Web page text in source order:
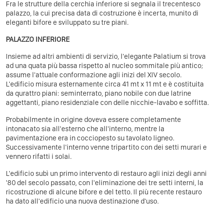
Fra le strutture della cerchia inferiore si segnala il trecentesco
palazzo, la cui precisa data di costruzione è incerta, munito di
eleganti bifore e sviluppato su tre piani.
PALAZZO INFERIORE
Insieme ad altri ambienti di servizio, l'elegante Palatium si trova
ad una quata più bassa rispetto al nucleo sommitale più antico;
assume l'attuale conformazione agli inizi del XIV secolo.
L'edificio misura esternamente circa 41 mt x 11 mt e è costituita
da qurattro piani: seminterrato, piano nobile con due latrine
aggettanti, piano residenziale con delle nicchie-lavabo e soffitta.
Probabilmente in origine doveva essere completamente
intonacato sia all'esterno che all'interno, mentre la
pavimentazione era in cocciopesto su tavolato ligneo.
Successivamente l'interno venne tripartito con dei setti murari e
vennero rifatti i solai.
L'edificio subì un primo intervento di restauro agli inizi degli anni
'80 del secolo passato, con l'eliminazione dei tre setti interni, la
ricostruzione di alcune bifore e del tetto. Il più recente restauro
ha dato all'edificio una nuova destinazione d'uso.